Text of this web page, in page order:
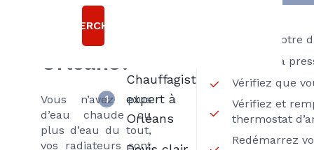
chaudière
gaz à
Orléans?
Vous n’avez plus
d’eau chaude ou
plus d’eau du tout,
vos radiateurs sont
Vérifiez votre
Vérifiez la
Vérifiez que
Vérifiez et
thermostat
Redémarrez
RECHERCHERde choisir
JOB 45
1
Chauffagiste
expert à
Orléans